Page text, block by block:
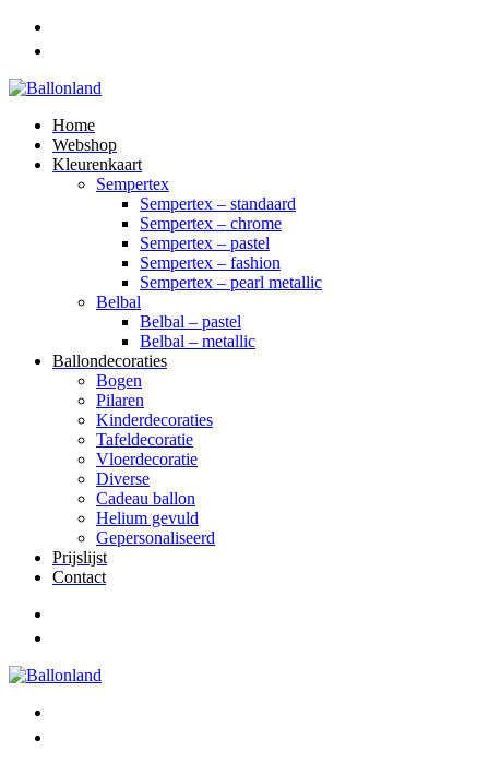
Home
Webshop
Kleurenkaart
Sempertex
Sempertex – standaard
Sempertex – chrome
Sempertex – pastel
Sempertex – fashion
Sempertex – pearl metallic
Belbal
Belbal – pastel
Belbal – metallic
Ballondecoraties
Bogen
Pilaren
Kinderdecoraties
Tafeldecoratie
Vloerdecoratie
Diverse
Cadeau ballon
Helium gevuld
Gepersonaliseerd
Prijslijst
Contact